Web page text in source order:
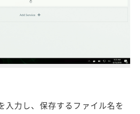
力し、保存するファイル名を